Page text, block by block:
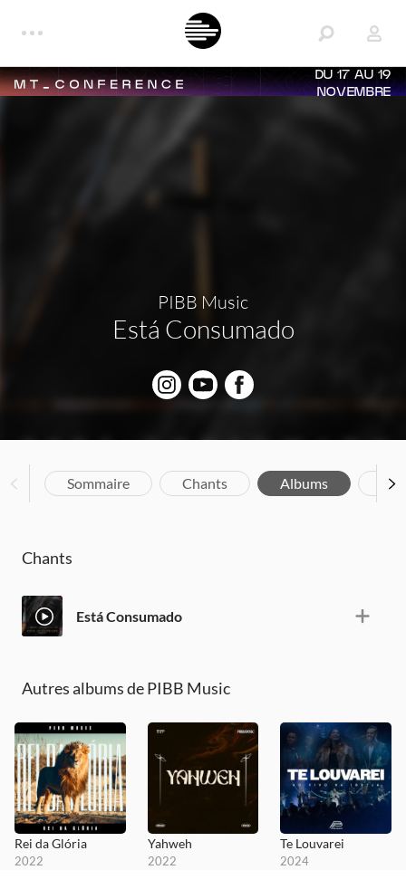
DU 17 AU 19
NOVEMBRE
PIBB Music
Está Consumado
Sommaire Chants Albums
Chants
Está Consumado
Autres albums de PIBB Music
Rei da Glória
2022
Yahweh
2022
Te Louvarei
2024